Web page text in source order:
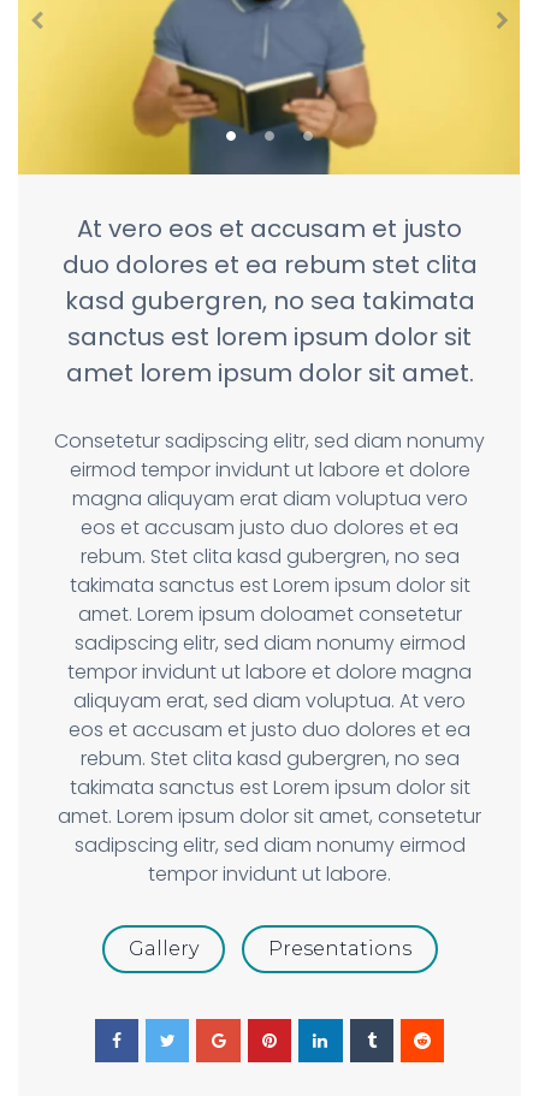
At vero eos et accusam et justo
duo dolores et ea rebum stet clita
kasd gubergren, no sea takimata
sanctus est lorem ipsum dolor sit
amet lorem ipsum dolor sit amet.
Consetetur sadipscing elitr, sed diam nonumy
eirmod tempor invidunt ut labore et dolore
magna aliquyam erat diam voluptua vero
eos et accusam justo duo dolores et ea
rebum. Stet clita kasd gubergren, no sea
takimata sanctus est Lorem ipsum dolor sit
amet. Lorem ipsum doloamet consetetur
sadipscing elitr, sed diam nonumy eirmod
tempor invidunt ut labore et dolore magna
aliquyam erat, sed diam voluptua. At vero
eos et accusam et justo duo dolores et ea
rebum. Stet clita kasd gubergren, no sea
takimata sanctus est Lorem ipsum dolor sit
amet. Lorem ipsum dolor sit amet, consetetur
sadipscing elitr, sed diam nonumy eirmod
tempor invidunt ut labore.
Gallery Presentations